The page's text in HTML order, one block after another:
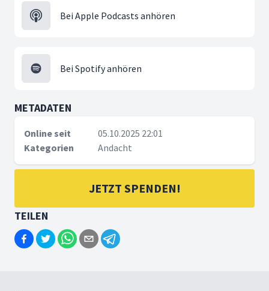
Bei Apple Podcasts anhören
Bei Spotify anhören
METADATEN
Online seit
05.10.2025 22:01
Kategorien
Andacht
JETZT SPENDEN!
TEILEN